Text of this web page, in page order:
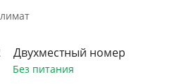
Двухместный номер
Без питания